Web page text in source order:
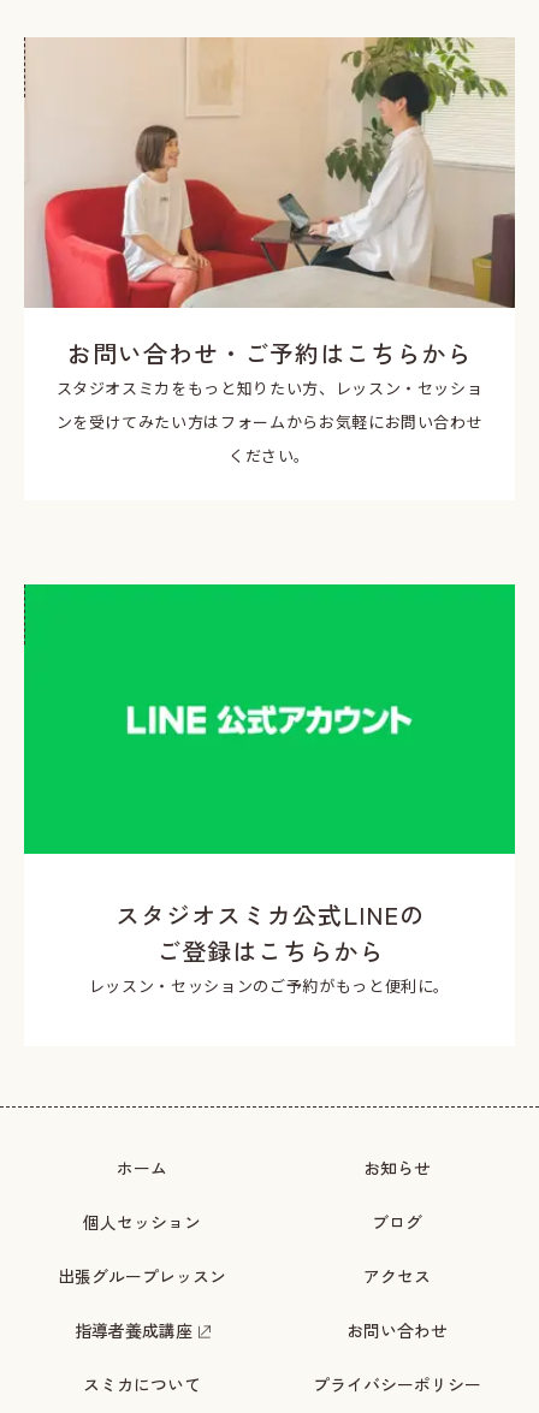
お問い合わせ・ご予約はこちらから
スタジオスミカをもっと知りたい方、レッスン・セッショ
ンを受けてみたい方はフォームからお気軽にお問い合わせ
ください。
スタジオスミカ公式LINEの
ご登録はこちらから
レッスン・セッションのご予約がもっと便利に。
ホーム
個人セッション
出張グループレッスン
指導者養成講座
スミカについて
お知らせ
ブログ
アクセス
お問い合わせ
プライバシーポリシー